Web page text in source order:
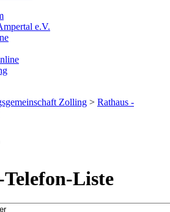
e.V.
Zolling > Rathaus -
Liste